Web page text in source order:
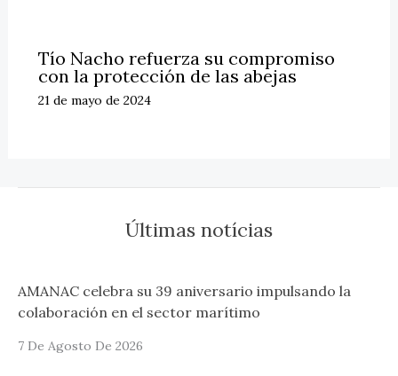
Tío Nacho refuerza su compromiso
con la protección de las abejas
21 de mayo de 2024
Últimas notícias
AMANAC celebra su 39 aniversario impulsando la
colaboración en el sector marítimo
7 De Agosto De 2026